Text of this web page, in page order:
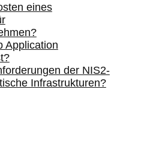
eines
Application
der NIS2-
Infrastrukturen?